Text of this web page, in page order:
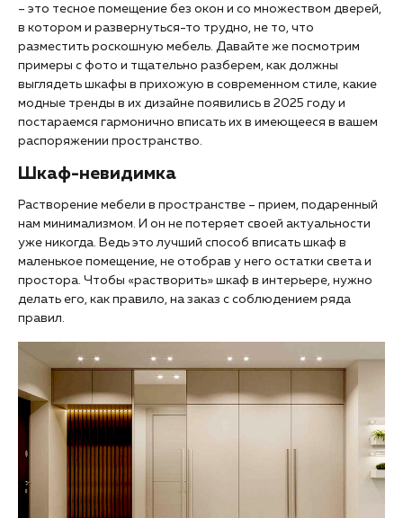
– это тесное помещение без окон и со множеством дверей,
в котором и развернуться-то трудно, не то, что
разместить роскошную мебель. Давайте же посмотрим
примеры с фото и тщательно разберем, как должны
выглядеть шкафы в прихожую в современном стиле, какие
модные тренды в их дизайне появились в 2025 году и
постараемся гармонично вписать их в имеющееся в вашем
распоряжении пространство.
Шкаф-невидимка
Растворение мебели в пространстве – прием, подаренный
нам минимализмом. И он не потеряет своей актуальности
уже никогда. Ведь это лучший способ вписать шкаф в
маленькое помещение, не отобрав у него остатки света и
простора. Чтобы «растворить» шкаф в интерьере, нужно
делать его, как правило, на заказ с соблюдением ряда
правил.